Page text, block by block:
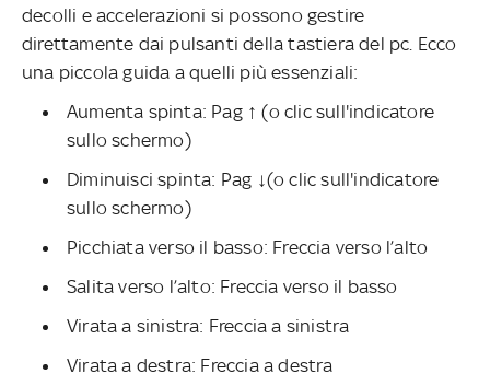
decolli e accelerazioni si possono gestire
direttamente dai pulsanti della tastiera del pc. Ecco
una piccola guida a quelli più essenziali:
Aumenta spinta: Pag ↑ (o clic sull'indicatore
sullo schermo)
Diminuisci spinta: Pag ↓(o clic sull'indicatore
sullo schermo)
Picchiata verso il basso: Freccia verso l’alto
Salita verso l’alto: Freccia verso il basso
Virata a sinistra: Freccia a sinistra
Virata a destra: Freccia a destra